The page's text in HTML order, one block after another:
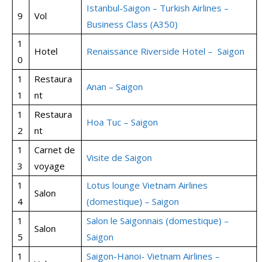
9 Vol
Istanbul-Saigon – Turkish Airlines –
Business Class (A350)
1
0
Hotel Renaissance Riverside Hotel – Saigon
1
1
Restaura
nt
Anan – Saigon
1
2
Restaura
nt
Hoa Tuc – Saigon
1
3
Carnet de
voyage
Visite de Saigon
1
4
Salon
Lotus lounge Vietnam Airlines
(domestique) – Saigon
1
5
Salon
Salon le Saigonnais (domestique) –
Saigon
1
Saigon-Hanoi- Vietnam Airlines –